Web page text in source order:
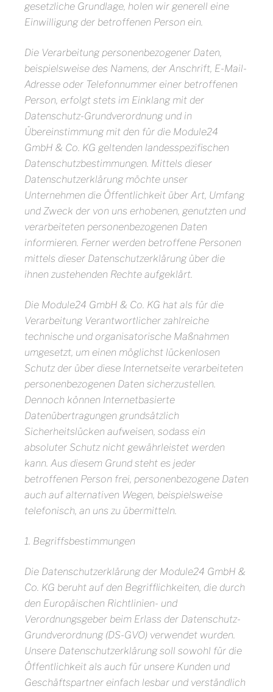
gesetzliche Grundlage, holen wir generell eine
Einwilligung der betroffenen Person ein.
Die Verarbeitung personenbezogener Daten,
beispielsweise des Namens, der Anschrift, E-Mail-
Adresse oder Telefonnummer einer betroffenen
Person, erfolgt stets im Einklang mit der
Datenschutz-Grundverordnung und in
Übereinstimmung mit den für die Module24
GmbH & Co. KG geltenden landesspezifischen
Datenschutzbestimmungen. Mittels dieser
Datenschutzerklärung möchte unser
Unternehmen die Öffentlichkeit über Art, Umfang
und Zweck der von uns erhobenen, genutzten und
verarbeiteten personenbezogenen Daten
informieren. Ferner werden betroffene Personen
mittels dieser Datenschutzerklärung über die
ihnen zustehenden Rechte aufgeklärt.
Die Module24 GmbH & Co. KG hat als für die
Verarbeitung Verantwortlicher zahlreiche
technische und organisatorische Maßnahmen
umgesetzt, um einen möglichst lückenlosen
Schutz der über diese Internetseite verarbeiteten
personenbezogenen Daten sicherzustellen.
Dennoch können Internetbasierte
Datenübertragungen grundsätzlich
Sicherheitslücken aufweisen, sodass ein
absoluter Schutz nicht gewährleistet werden
kann. Aus diesem Grund steht es jeder
betroffenen Person frei, personenbezogene Daten
auch auf alternativen Wegen, beispielsweise
telefonisch, an uns zu übermitteln.
1. Begriffsbestimmungen
Die Datenschutzerklärung der Module24 GmbH &
Co. KG beruht auf den Begrifflichkeiten, die durch
den Europäischen Richtlinien- und
Verordnungsgeber beim Erlass der Datenschutz-
Grundverordnung (DS-GVO) verwendet wurden.
Unsere Datenschutzerklärung soll sowohl für die
Öffentlichkeit als auch für unsere Kunden und
Geschäftspartner einfach lesbar und verständlich